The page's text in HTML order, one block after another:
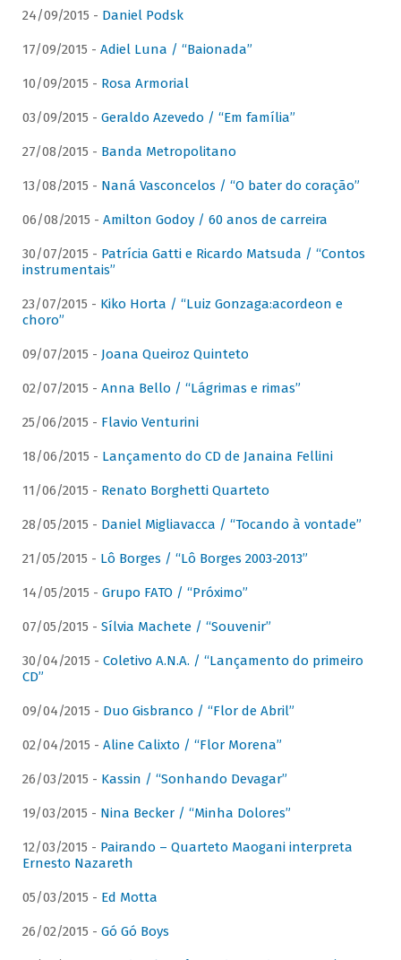
24/09/2015 - Daniel Podsk
17/09/2015 - Adiel Luna / “Baionada”
10/09/2015 - Rosa Armorial
03/09/2015 - Geraldo Azevedo / “Em família”
27/08/2015 - Banda Metropolitano
13/08/2015 - Naná Vasconcelos / “O bater do coração”
06/08/2015 - Amilton Godoy / 60 anos de carreira
30/07/2015 - Patrícia Gatti e Ricardo Matsuda / “Contos
instrumentais”
23/07/2015 - Kiko Horta / “Luiz Gonzaga:acordeon e
choro”
09/07/2015 - Joana Queiroz Quinteto
02/07/2015 - Anna Bello / “Lágrimas e rimas”
25/06/2015 - Flavio Venturini
18/06/2015 - Lançamento do CD de Janaina Fellini
11/06/2015 - Renato Borghetti Quarteto
28/05/2015 - Daniel Migliavacca / “Tocando à vontade”
21/05/2015 - Lô Borges / “Lô Borges 2003-2013”
14/05/2015 - Grupo FATO / “Próximo”
07/05/2015 - Sílvia Machete / “Souvenir”
30/04/2015 - Coletivo A.N.A. / “Lançamento do primeiro
CD”
09/04/2015 - Duo Gisbranco / “Flor de Abril”
02/04/2015 - Aline Calixto / “Flor Morena”
26/03/2015 - Kassin / “Sonhando Devagar”
19/03/2015 - Nina Becker / “Minha Dolores”
12/03/2015 - Pairando – Quarteto Maogani interpreta
Ernesto Nazareth
05/03/2015 - Ed Motta
26/02/2015 - Gó Gó Boys